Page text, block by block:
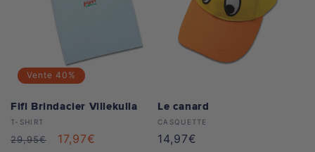
Vente 40%
Fifi Brindacier Villekulla
Distributeur :
T-SHIRT
Prix
29,95€
Prix
17,97€
Le canard
Distributeur :
CASQUETTE
Prix
14,97€